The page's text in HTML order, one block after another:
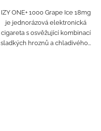
IZY ONE+ 1000 Grape Ice 18mg
je jednorázová elektronická
cigareta s osvěžující kombinací
sladkých hroznů a chladivého...